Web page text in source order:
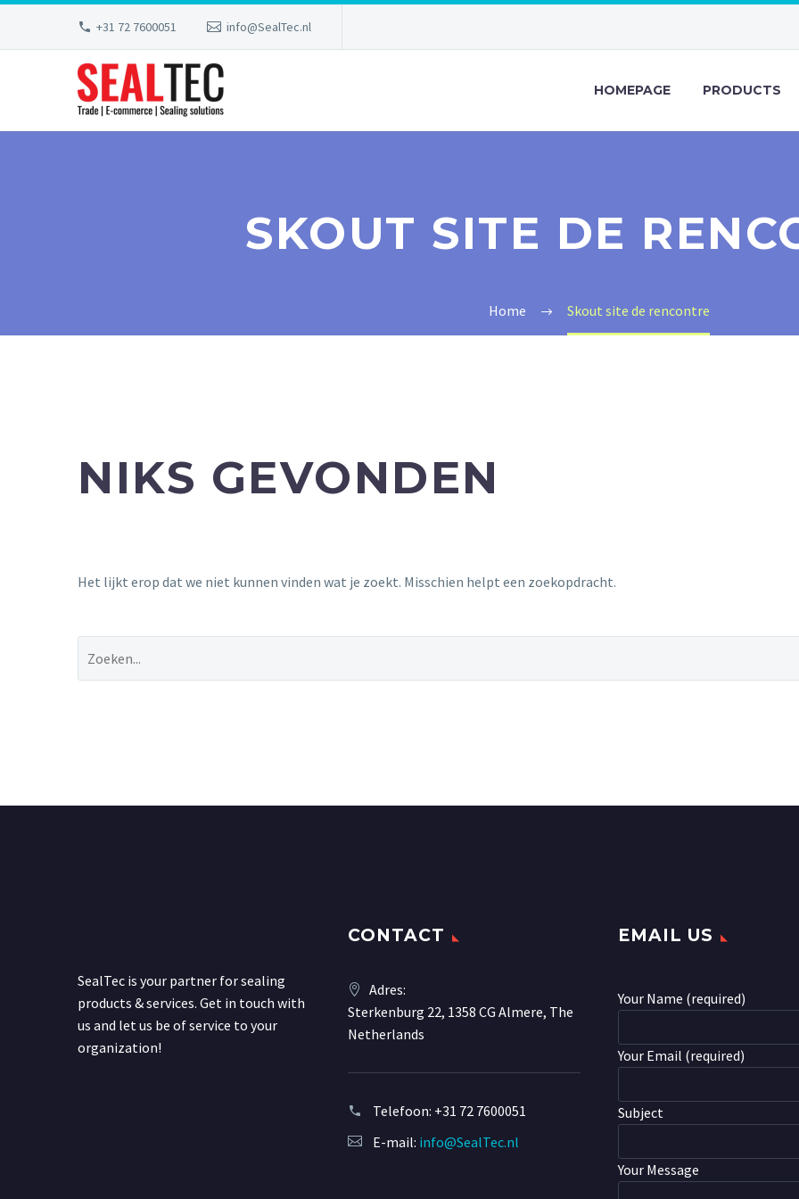
+31 72 7600051 info@SealTec.nl
HOMEPAGE PRODUCTS
SKOUT SITE DE
Home Skout site de rencontre
NIKS GEVONDEN
Het lijkt erop dat we niet kunnen vinden wat je zoekt. Misschien helpt een zoekopdracht.
SealTec is your partner for sealing
products & services. Get in touch with
us and let us be of service to your
organization!
CONTACT
Adres:
Sterkenburg 22, 1358 CG Almere, The
Netherlands
Telefoon: +31 72 7600051
E-mail: info@SealTec.nl
EMAIL US
Your Name (required)
Your Email (required)
Subject
Your Message